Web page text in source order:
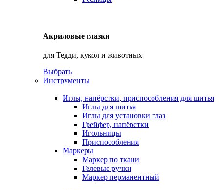
Акриловые глазки
для Тедди, кукол и животных
Выбрать
Инструменты
Иглы, напёрстки, приспособления для шитья
Иглы для шитья
Иглы для установки глаз
Грейфер, напёрстки
Игольницы
Приспособления
Маркеры
Маркер по ткани
Гелевые ручки
Маркер перманентный